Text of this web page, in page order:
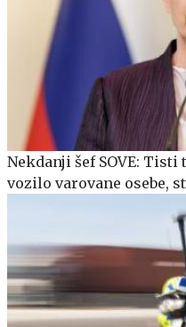
Nekdanji šef SOVE:
vozilo varovane osebe,